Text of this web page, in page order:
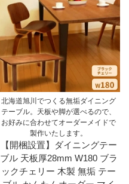
北海道旭川でつくる無垢ダイニング
テーブル。天板や脚が選べるので、
お好みに合わせてオーダーメイドで
製作いたします。
【開梱設置】ダイニングテー
ブル 天板厚28mm W180 ブラ
ックチェリー 木製 無垢 テー